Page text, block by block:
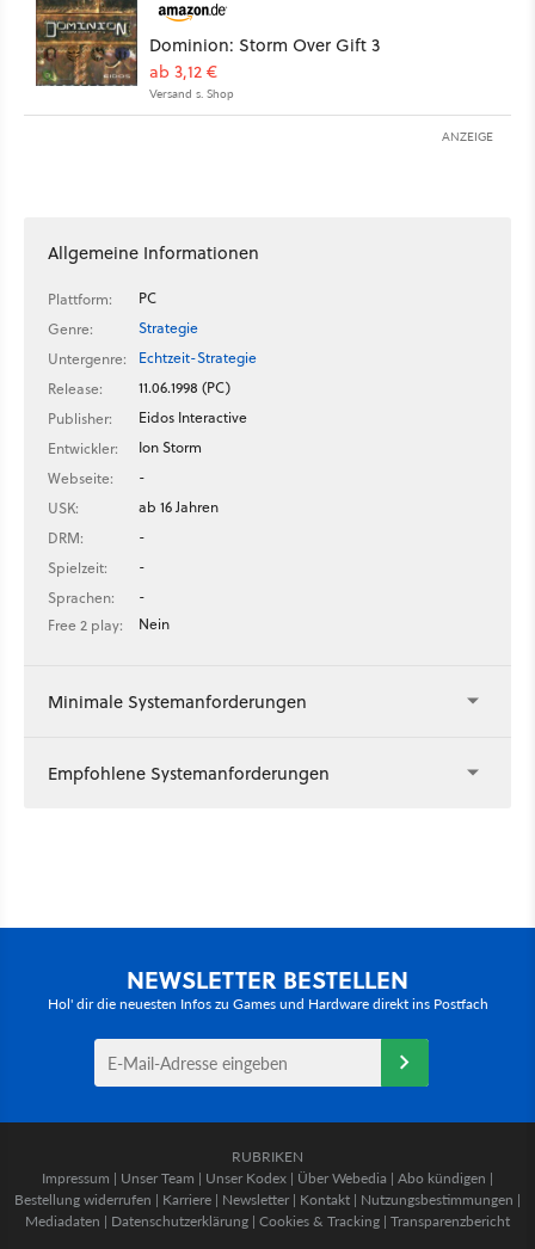
Dominion: Storm Over Gift 3
ab 3,12 €
Versand s. Shop
ANZEIGE
Allgemeine Informationen
Plattform:
PC
Genre:
Strategie
Untergenre:
Echtzeit-Strategie
Release:
11.06.1998 (PC)
Publisher:
Eidos Interactive
Entwickler:
Ion Storm
Webseite:
-
USK:
ab 16 Jahren
DRM:
-
Spielzeit:
-
Sprachen:
-
Free 2 play:
Nein
Minimale Systemanforderungen
Empfohlene Systemanforderungen
NEWSLETTER BESTELLEN
Hol' dir die neuesten Infos zu Games und Hardware direkt ins Postfach
RUBRIKEN
Impressum | Unser Team | Unser Kodex | Über Webedia | Abo kündigen |
Bestellung widerrufen | Karriere | Newsletter | Kontakt | Nutzungsbestimmungen |
Mediadaten | Datenschutzerklärung | Cookies & Tracking | Transparenzbericht